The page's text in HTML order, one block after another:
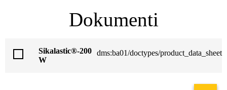
Dokumenti
Sikalastic®-200
W
dms:ba01/doctypes/product_data_sheet